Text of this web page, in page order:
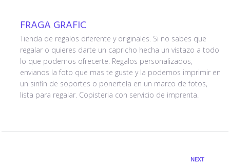
FRAGA GRAFIC
Tienda de regalos diferente y originales. Si no sabes que
regalar o quieres darte un capricho hecha un vistazo a todo
lo que podemos ofrecerte. Regalos personalizados,
envianos la foto que mas te guste y la podemos imprimir en
un sinfin de soportes o ponertela en un marco de fotos,
lista para regalar. Copisteria con servicio de imprenta.
NEXT